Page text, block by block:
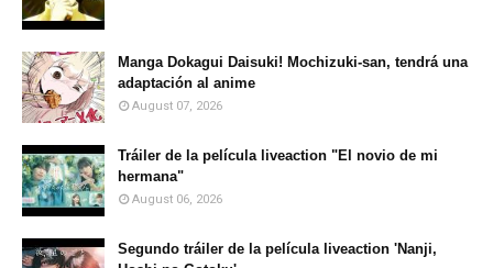
Manga Dokagui Daisuki! Mochizuki-san, tendrá una
adaptación al anime
August 07, 2026
Tráiler de la película liveaction "El novio de mi
hermana"
August 06, 2026
Segundo tráiler de la película liveaction 'Nanji,